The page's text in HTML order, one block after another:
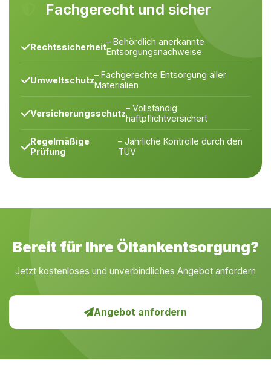
Fachgerecht und sicher
Rechtssicherheit– Behördlich anerkannte
Entsorgungsnachweise
Umweltschutz– Fachgerechte Entsorgung aller
Materialien
Versicherungsschutz– Vollständig
haftpflichtversichert
Regelmäßige
Prüfung
– Jährliche Kontrolle durch den
TÜV
Bereit für Ihre Öltankentsorgung?
Jetzt kostenloses und unverbindliches Angebot anfordern
Angebot anfordern